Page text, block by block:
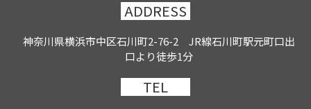
ADDRESS
神奈川県横浜市中区石川町2-76-2 JR線石川町駅元町口出
口より徒歩1分
TEL